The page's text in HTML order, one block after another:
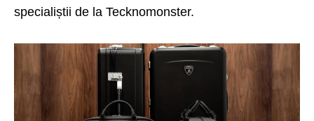
specialiștii de la Tecknomonster.